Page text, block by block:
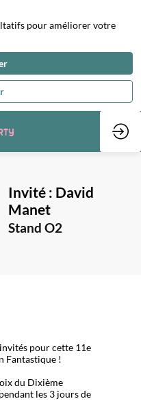
Invité : David
Manet
Stand O2
pour cette 11e
Fantastique !
du Dixième
les 3 jours de
pour améliorer votre